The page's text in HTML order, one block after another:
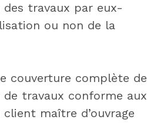
travaux par eux-
ou non de la
couverture complète de
travaux conforme aux
maître d’ouvrage